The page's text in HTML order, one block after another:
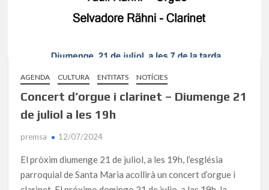
AGENDA CULTURA ENTITATS NOTÍCIES
Concert d’orgue i clarinet – Diumenge 21
de juliol a les 19h
premsa 12/07/2024
El pròxim diumenge 21 de juliol, a les 19h, l’església
parroquial de Santa Maria acollirà un concert d’orgue i